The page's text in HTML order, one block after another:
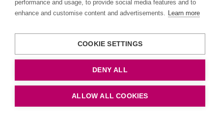
performance and usage, to provide social media features and to
enhance and customise content and advertisements. Learn more
COOKIE SETTINGS
DENY ALL
ALLOW ALL COOKIES
Rosenlundsgatan 54
118 63 Stockholm
+46 (0)10-414 42 00